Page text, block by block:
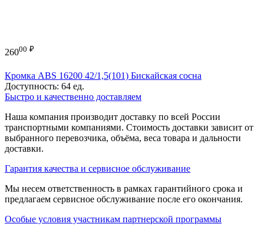
26000 ₽
Кромка ABS 16200 42/1,5(101) Бискайская сосна
Доступность: 64 ед.
Быстро и качественно доставляем
Наша компания производит доставку по всей России
транспортными компаниями. Стоимость доставки зависит от
выбранного перевозчика, объёма, веса товара и дальности
доставки.
Гарантия качества и сервисное обслуживание
Мы несем ответственность в рамках гарантийного срока и
предлагаем сервисное обслуживание после его окончания.
Особые условия участникам партнерской программы